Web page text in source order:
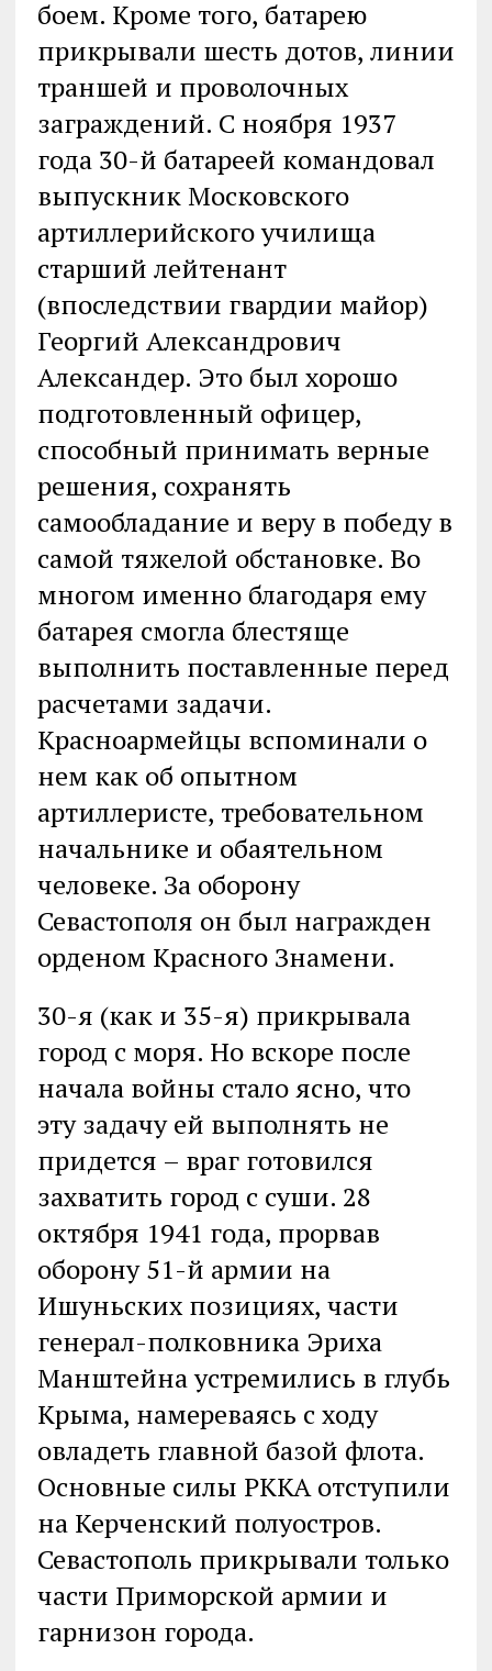
боем. Кроме того, батарею
прикрывали шесть дотов, линии
траншей и проволочных
заграждений. С ноября 1937
года 30-й батареей командовал
выпускник Московского
артиллерийского училища
старший лейтенант
(впоследствии гвардии майор)
Георгий Александрович
Александер. Это был хорошо
подготовленный офицер,
способный принимать верные
решения, сохранять
самообладание и веру в победу в
самой тяжелой обстановке. Во
многом именно благодаря ему
батарея смогла блестяще
выполнить поставленные перед
расчетами задачи.
Красноармейцы вспоминали о
нем как об опытном
артиллеристе, требовательном
начальнике и обаятельном
человеке. За оборону
Севастополя он был награжден
орденом Красного Знамени.
30-я (как и 35-я) прикрывала
город с моря. Но вскоре после
начала войны стало ясно, что
эту задачу ей выполнять не
придется – враг готовился
захватить город с суши. 28
октября 1941 года, прорвав
оборону 51-й армии на
Ишуньских позициях, части
генерал-полковника Эриха
Манштейна устремились в глубь
Крыма, намереваясь с ходу
овладеть главной базой флота.
Основные силы РККА отступили
на Керченский полуостров.
Севастополь прикрывали только
части Приморской армии и
гарнизон города.